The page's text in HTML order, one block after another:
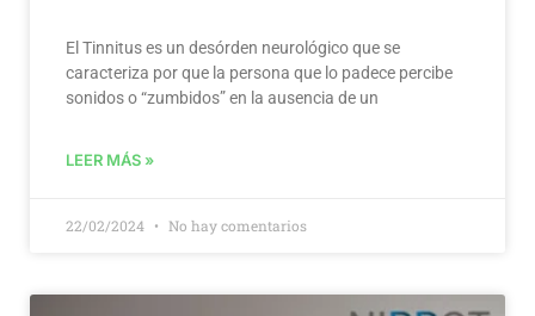
El Tinnitus es un desórden neurológico que se
caracteriza por que la persona que lo padece percibe
sonidos o “zumbidos” en la ausencia de un
LEER MÁS »
22/02/2024 No hay comentarios